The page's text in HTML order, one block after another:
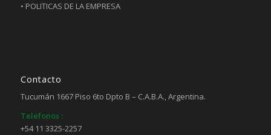
• POLITICAS DE LA EMPRESA
Contacto
Tucumán 1667 Piso 6to Dpto B – C.A.B.A., Argentina.
Telefonos :
+54 11 3325-2257